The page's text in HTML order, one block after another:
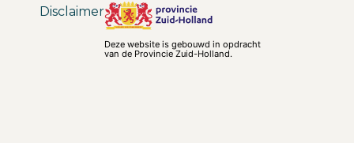
Disclaimer
Deze website is gebouwd in opdracht
van de Provincie Zuid-Holland.